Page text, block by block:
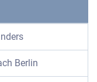
Berlin